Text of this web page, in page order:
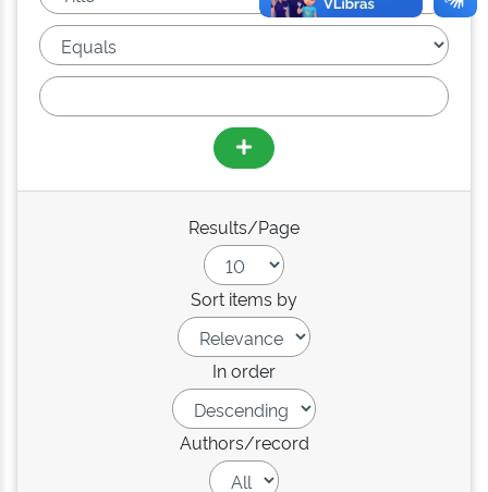
Results/Page
Sort items by
In order
Authors/record